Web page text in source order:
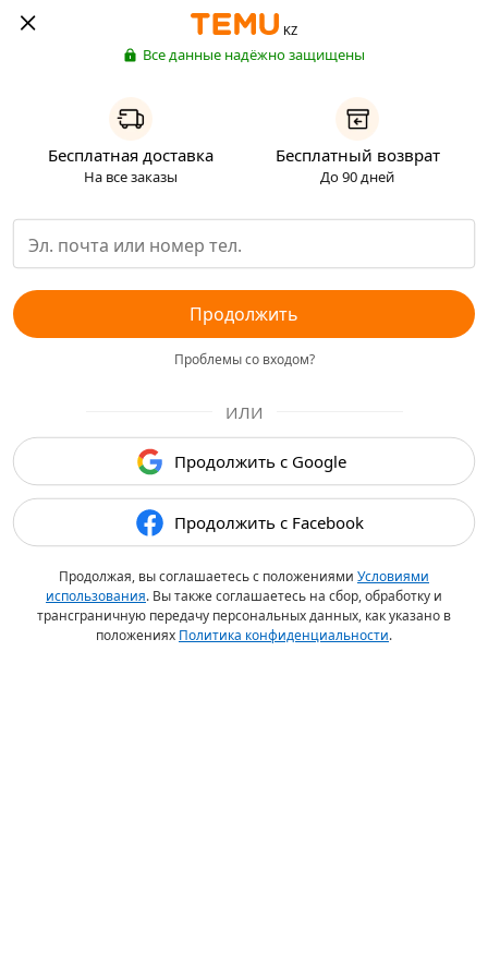
KZ
Все данные надёжно защищены
Бесплатная доставка
На все заказы
Бесплатный возврат
До 90 дней
Продолжить
Проблемы со входом?
ИЛИ
Продолжить с Google
Продолжить с Facebook
Продолжая, вы соглашаетесь с положениями Условиями
использования. Вы также соглашаетесь на сбор, обработку и
трансграничную передачу персональных данных, как указано в
положениях Политика конфиденциальности.